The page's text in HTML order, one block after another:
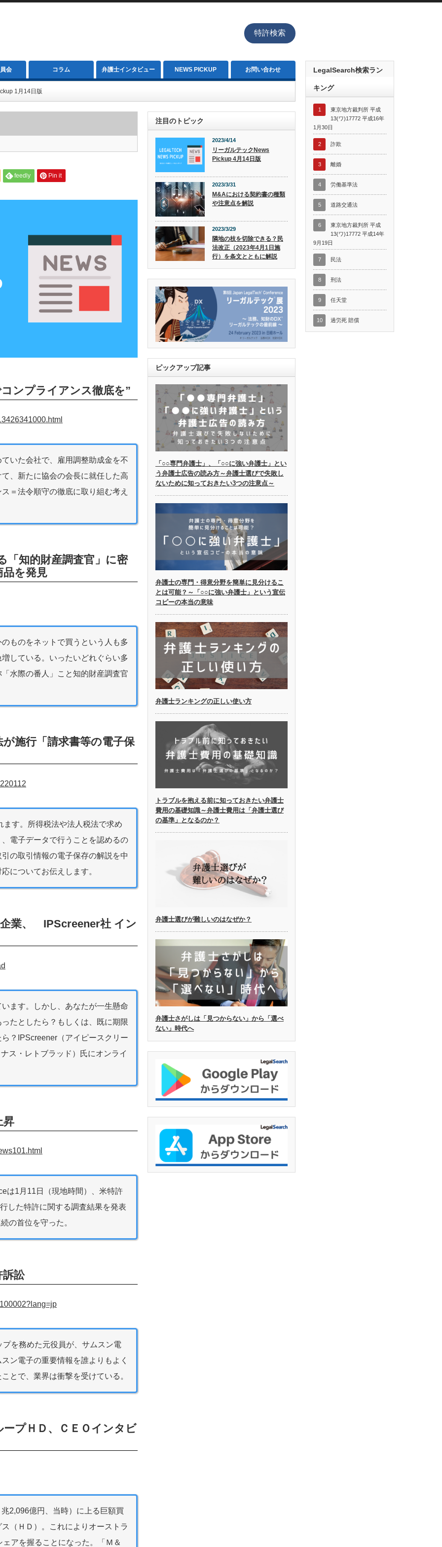
特許検索
会 コラム 弁護士インタビュー NEWS PICKUP お問い合わせ
1月14日版
feedly Pin it
ンプライアンス徹底を”
いた会社で、雇用調整助成金を不
、新たに協会の会長に就任した高
＝法令順守の徹底に取り組む考え
「知的財産調査官」に密
を発見
ものをネットで買うという人も多
している。いったいどれぐらい多
水際の番人」こと知的財産調査官
施行「請求書等の電子保
す。所得税法や法人税法で求め
電子データで行うことを認めるの
の取引情報の電子保存の解説を中
についてお伝えします。
業、 IPScreener社 イン
ます。しかし、あなたが一生懸命
たとしたら？もしくは、既に期限
？IPScreener（アイピースクリー
ス・レトブラッド）氏にオンライ
昇
は1月11日（現地時間）、米特許
した特許に関する調査結果を発表
の首位を守った。
訴訟
を務めた元役員が、サムスン電
ン電子の重要情報を誰よりもよく
とで、業界は衝撃を受けている。
プＨＤ、ＣＥＯインタビ
2,096億円、当時）に上る巨額買
（ＨＤ）。これによりオーストラ
アを握ることになった。「Ｍ＆
注目のトピック
2023/4/14
リーガルテックNews
Pickup 4月14日版
2023/3/31
M&Aにおける契約書の種類
や注意点を解説
2023/3/29
隣地の枝を切除できる？民
法改正（2023年4月1日施
行）を条文とともに解説
ピックアップ記事
「○○専門弁護士」、「○○に強い弁護士」とい
う弁護士広告の読み方～弁護士選びで失敗し
ないために知っておきたい3つの注意点～
弁護士の専門・得意分野を簡単に見分けるこ
とは可能？～「○○に強い弁護士」という宣伝
コピーの本当の意味
弁護士ランキングの正しい使い方
トラブルを抱える前に知っておきたい弁護士
費用の基礎知識～弁護士費用は「弁護士選び
の基準」となるのか？
弁護士選びが難しいのはなぜか？
弁護士さがしは「見つからない」から「選べ
ない」時代へ
LegalSearch検索ラン
キング
1
東京地方裁判所 平成
13(ワ)17772 平成16年
1月30日
2 詐欺
3 離婚
4 労働基準法
5 道路交通法
6
東京地方裁判所 平成
13(ワ)17772 平成14年
9月19日
7 民法
8 刑法
9 任天堂
10 過労死 賠償